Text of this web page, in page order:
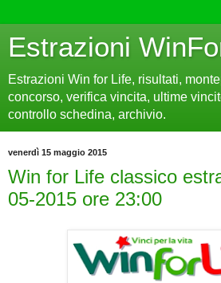
Estrazioni
Estrazioni Win for Life, risultati,
concorso, verifica vincita, ultime
controllo schedina, archivio.
venerdì 15 maggio 2015
Win for Life classico
05-2015 ore 23:00